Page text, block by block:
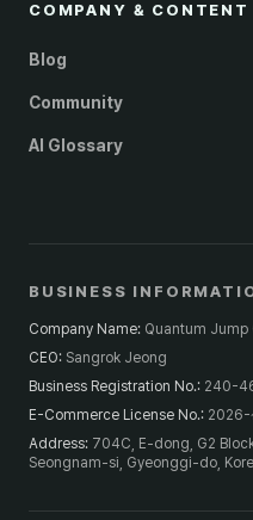
COMPANY & CONTENT
Blog
Community
AI Glossary
BUSINESS
Company Name: Quantum Jump
CEO: Sangrok Jeong
Business Registration No.: 240-
E-Commerce License No.: 2026-
Address: 704C, E-dong, G2
Seongnam-si, Gyeonggi-do,